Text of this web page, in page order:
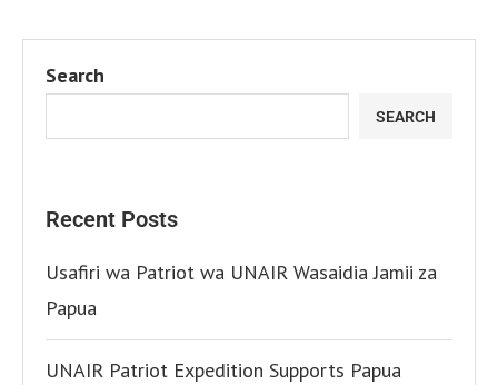
Search
SEARCH
Recent Posts
Usafiri wa Patriot wa UNAIR Wasaidia Jamii za
Papua
UNAIR Patriot Expedition Supports Papua